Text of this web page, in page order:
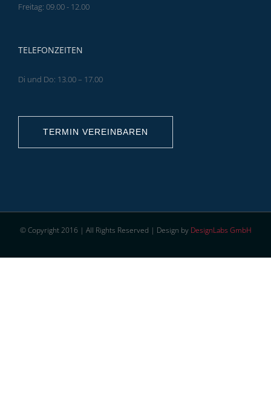
Freitag: 09.00 - 12.00
TELEFONZEITEN
Di und Do: 13.00 – 17.00
TERMIN VEREINBAREN
© Copyright 2016 | All Rights Reserved | Design by DesignLabs GmbH